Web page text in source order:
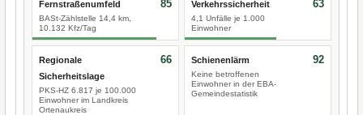
Fernstraßenumfeld
BASt-Zählstelle 14,4 km,
10.132 Kfz/Tag
85 Verkehrssicherheit
4,1 Unfälle je 1.000
Einwohner
63
Regionale
Sicherheitslage
PKS-HZ 6.817 je 100.000
Einwohner im Landkreis
Ortenaukreis
66 Schienenlärm
Keine betroffenen
Einwohner in der EBA-
Gemeindestatistik
92